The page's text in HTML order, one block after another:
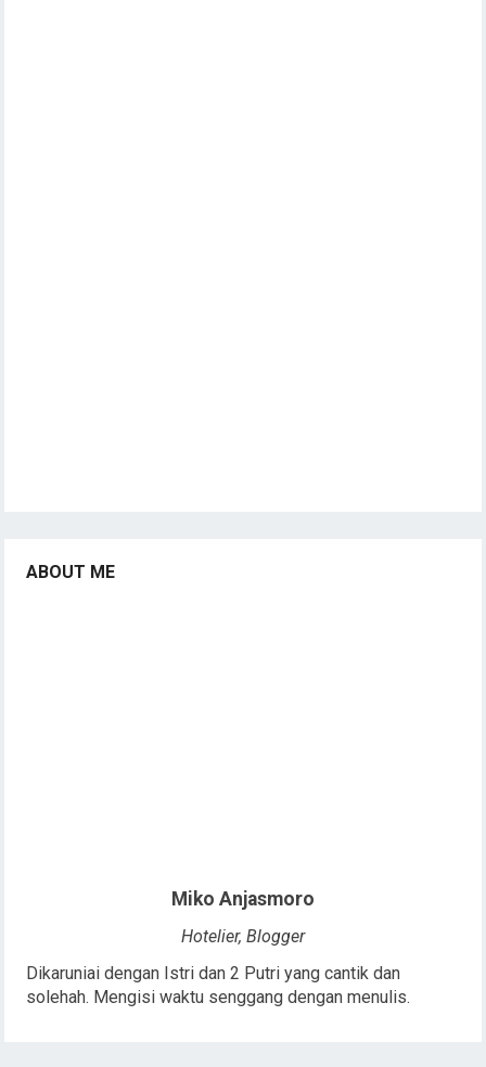
ABOUT ME
Miko Anjasmoro
Hotelier, Blogger
Dikaruniai dengan Istri dan 2 Putri yang cantik dan
solehah. Mengisi waktu senggang dengan menulis.